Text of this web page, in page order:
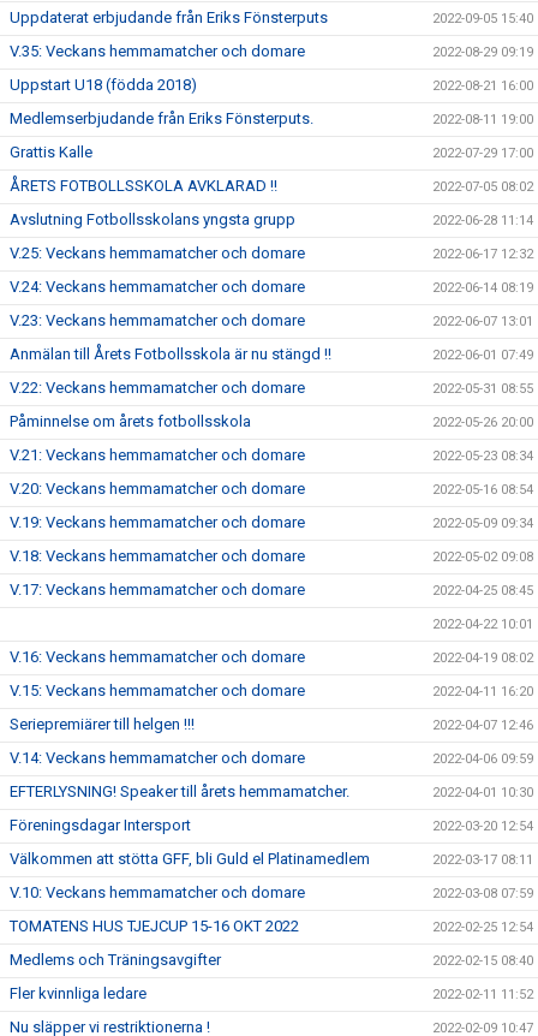
Uppdaterat erbjudande från Eriks Fönsterputs 2022-09-05 15:40
V.35: Veckans hemmamatcher och domare 2022-08-29 09:19
Uppstart U18 (födda 2018) 2022-08-21 16:00
Medlemserbjudande från Eriks Fönsterputs. 2022-08-11 19:00
Grattis Kalle 2022-07-29 17:00
ÅRETS FOTBOLLSSKOLA AVKLARAD !! 2022-07-05 08:02
Avslutning Fotbollsskolans yngsta grupp 2022-06-28 11:14
V.25: Veckans hemmamatcher och domare 2022-06-17 12:32
V.24: Veckans hemmamatcher och domare 2022-06-14 08:19
V.23: Veckans hemmamatcher och domare 2022-06-07 13:01
Anmälan till Årets Fotbollsskola är nu stängd !! 2022-06-01 07:49
V.22: Veckans hemmamatcher och domare 2022-05-31 08:55
Påminnelse om årets fotbollsskola 2022-05-26 20:00
V.21: Veckans hemmamatcher och domare 2022-05-23 08:34
V.20: Veckans hemmamatcher och domare 2022-05-16 08:54
V.19: Veckans hemmamatcher och domare 2022-05-09 09:34
V.18: Veckans hemmamatcher och domare 2022-05-02 09:08
V.17: Veckans hemmamatcher och domare 2022-04-25 08:45
2022-04-22 10:01
V.16: Veckans hemmamatcher och domare 2022-04-19 08:02
V.15: Veckans hemmamatcher och domare 2022-04-11 16:20
Seriepremiärer till helgen !!! 2022-04-07 12:46
V.14: Veckans hemmamatcher och domare 2022-04-06 09:59
EFTERLYSNING! Speaker till årets hemmamatcher. 2022-04-01 10:30
Föreningsdagar Intersport 2022-03-20 12:54
Välkommen att stötta GFF, bli Guld el Platinamedlem 2022-03-17 08:11
V.10: Veckans hemmamatcher och domare 2022-03-08 07:59
TOMATENS HUS TJEJCUP 15-16 OKT 2022 2022-02-25 12:54
Medlems och Träningsavgifter 2022-02-15 08:40
Fler kvinnliga ledare 2022-02-11 11:52
Nu släpper vi restriktionerna ! 2022-02-09 10:47